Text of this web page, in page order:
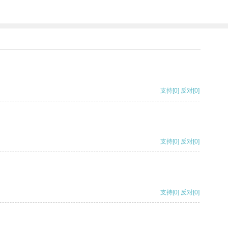
支持[0] 反对[0]
支持[0] 反对[0]
支持[0] 反对[0]